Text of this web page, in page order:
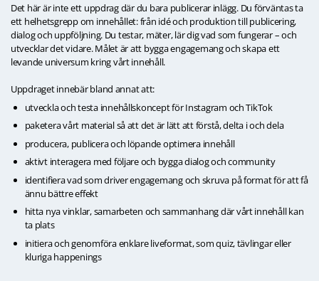
Det här är inte ett uppdrag där du bara publicerar inlägg. Du förväntas ta
ett helhetsgrepp om innehållet: från idé och produktion till publicering,
dialog och uppföljning. Du testar, mäter, lär dig vad som fungerar – och
utvecklar det vidare. Målet är att bygga engagemang och skapa ett
levande universum kring vårt innehåll.
Uppdraget innebär bland annat att:
utveckla och testa innehållskoncept för Instagram och TikTok
paketera vårt material så att det är lätt att förstå, delta i och dela
producera, publicera och löpande optimera innehåll
aktivt interagera med följare och bygga dialog och community
identifiera vad som driver engagemang och skruva på format för att få
ännu bättre effekt
hitta nya vinklar, samarbeten och sammanhang där vårt innehåll kan
ta plats
initiera och genomföra enklare liveformat, som quiz, tävlingar eller
kluriga happenings